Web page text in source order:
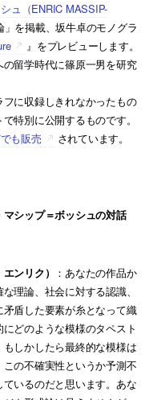
ュ（ENRIC MASSIP-
を掲載、坂牛卓のモノグラ
』をプレビューします。
留学時代に篠原一男を研究
に収録しきれなかったもの
特別に公開するものです。
も販売 されています。
シップ＝ボッシュの対話
ンリク）
：あなたの作品か
理論、社会に対する認識、
盾した要素が糸となって織
どのような模様のタペスト
しかしたら最終的な模様は
の不確実性というか予測不
いるのだと思います。あな